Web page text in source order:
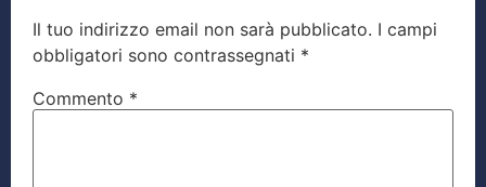
Il tuo indirizzo email non sarà pubblicato. I campi
obbligatori sono contrassegnati *
Commento *